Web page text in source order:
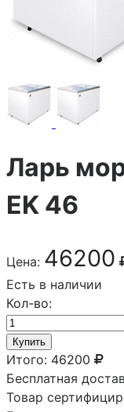
Ларь
EK 46
Цена: 46200
Есть в наличии
Кол-во:
Купить
Итого: 46200
Бесплатная
Товар